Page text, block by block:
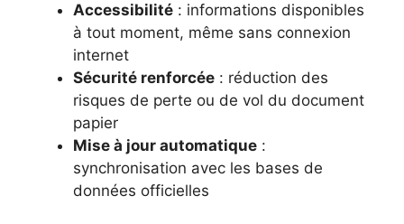
Accessibilité : informations disponibles
à tout moment, même sans connexion
internet
Sécurité renforcée : réduction des
risques de perte ou de vol du document
papier
Mise à jour automatique :
synchronisation avec les bases de
données officielles